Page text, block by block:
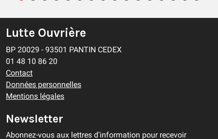
Lutte Ouvrière
BP 20029 - 93501 PANTIN CEDEX
01 48 10 86 20
Contact
Données personnelles
Mentions légales
Newsletter
Abonnez-vous aux lettres d'information pour recevoir